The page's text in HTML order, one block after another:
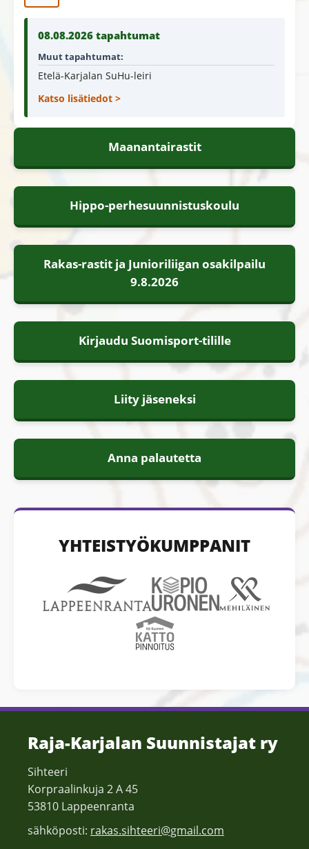
08.08.2026 tapahtumat
Muut tapahtumat:
Etelä-Karjalan SuHu-leiri
Katso lisätiedot >
Maanantairastit
Hippo-perhesuunnistuskoulu
Rakas-rastit ja Junioriliigan osakilpailu
9.8.2026
Kirjaudu Suomisport-tilille
Liity jäseneksi
Anna palautetta
YHTEISTYÖKUMPPANIT
Raja-Karjalan Suunnistajat ry
Sihteeri
Korpraalinkuja 2 A 45
53810 Lappeenranta
sähköposti: rakas.sihteeri@gmail.com